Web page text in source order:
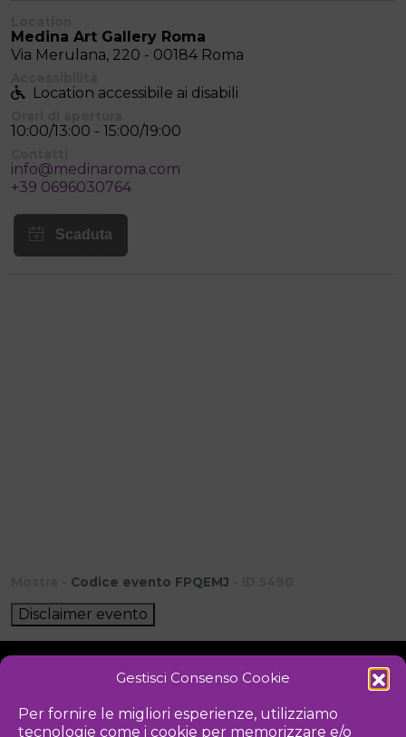
Gestisci Consenso Cookie
Per fornire le migliori esperienze, utilizziamo
tecnologie come i cookie per memorizzare e/o
Medina Art Gallery Roma
Via Merulana, 220 - 00184 Roma
Location accessibile ai disabili
10:00/13:00 - 15:00/19:00
info@medinaroma.com
+39 0696030764
Codice evento FPQEMJ
Disclaimer evento
PRIVACY POLICY